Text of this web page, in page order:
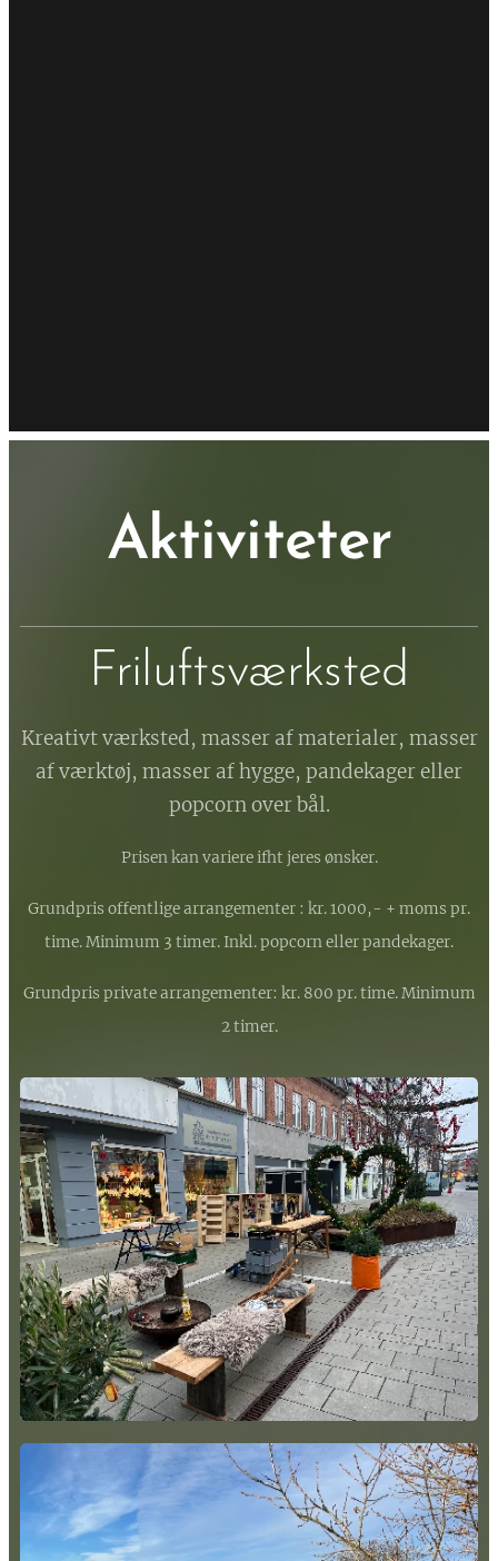
Aktiviteter
Friluftsværksted
Kreativt værksted, masser af materialer, masser
af værktøj, masser af hygge, pandekager eller
popcorn over bål.
Prisen kan variere ifht jeres ønsker.
Grundpris offentlige arrangementer : kr. 1000,- + moms pr.
time. Minimum 3 timer. Inkl. popcorn eller pandekager.
Grundpris private arrangementer: kr. 800 pr. time. Minimum
2 timer.